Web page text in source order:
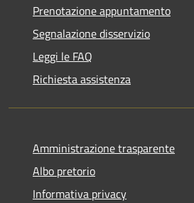
Prenotazione appuntamento
Segnalazione disservizio
Leggi le FAQ
Richiesta assistenza
Amministrazione trasparente
Albo pretorio
Informativa privacy